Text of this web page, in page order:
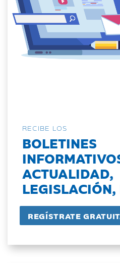
RECIBE LOS
BOLETINES
ACTUALIDAD,